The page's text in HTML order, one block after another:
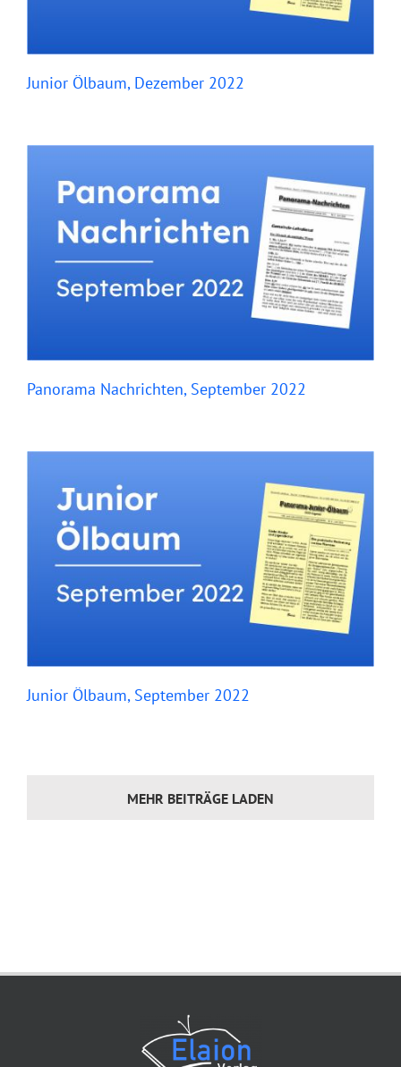
Junior Ölbaum, Dezember 2022
Panorama Nachrichten, September 2022
Junior Ölbaum, September 2022
MEHR BEITRÄGE LADEN